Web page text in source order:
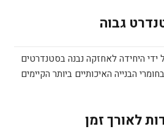
גבוה
היחידה לאחזקה נבנה בסטנדרטים
הבנייה האיכותיים ביותר הקיימים
לאורך זמן